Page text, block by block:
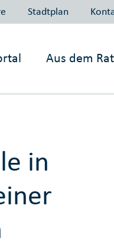
Stadtplan
Aus dem
in